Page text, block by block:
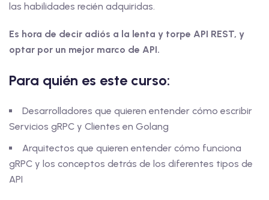
las habilidades recién adquiridas.
Es hora de decir adiós a la lenta y torpe API REST, y
optar por un mejor marco de API.
Para quién es este curso:
Desarrolladores que quieren entender cómo escribir
Servicios gRPC y Clientes en Golang
Arquitectos que quieren entender cómo funciona
gRPC y los conceptos detrás de los diferentes tipos de
API